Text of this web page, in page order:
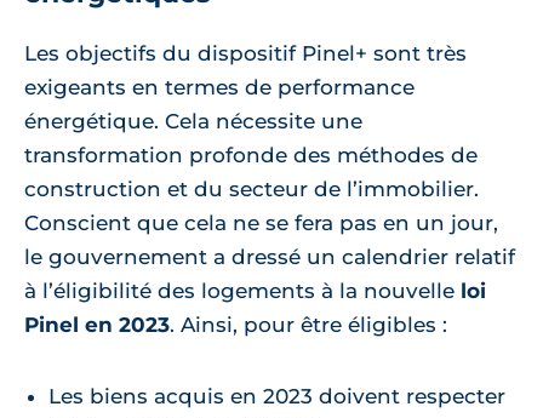
Les objectifs du dispositif Pinel+ sont très
exigeants en termes de performance
énergétique. Cela nécessite une
transformation profonde des méthodes de
construction et du secteur de l’immobilier.
Conscient que cela ne se fera pas en un jour,
le gouvernement a dressé un calendrier relatif
à l’éligibilité des logements à la nouvelle loi
Pinel en 2023. Ainsi, pour être éligibles :
Les biens acquis en 2023 doivent respecter